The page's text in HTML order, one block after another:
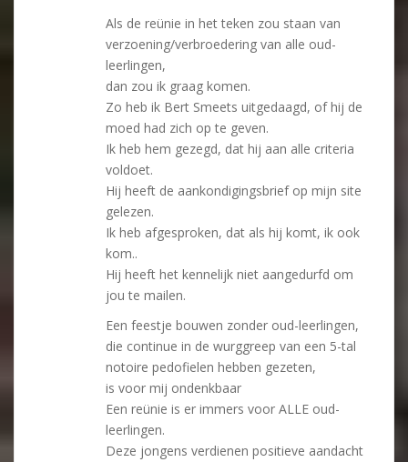
Als de reünie in het teken zou staan van
verzoening/verbroedering van alle oud-
leerlingen,
dan zou ik graag komen.
Zo heb ik Bert Smeets uitgedaagd, of hij de
moed had zich op te geven.
Ik heb hem gezegd, dat hij aan alle criteria
voldoet.
Hij heeft de aankondigingsbrief op mijn site
gelezen.
Ik heb afgesproken, dat als hij komt, ik ook
kom..
Hij heeft het kennelijk niet aangedurfd om
jou te mailen.
Een feestje bouwen zonder oud-leerlingen,
die continue in de wurggreep van een 5-tal
notoire pedofielen hebben gezeten,
is voor mij ondenkbaar
Een reünie is er immers voor ALLE oud-
leerlingen.
Deze jongens verdienen positieve aandacht